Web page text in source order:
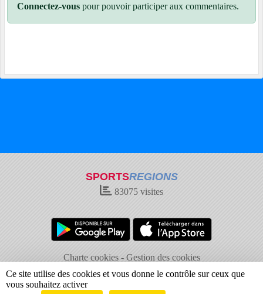
Connectez-vous pour pouvoir participer aux commentaires.
SPORTSREGIONS
83075 visites
Charte cookies
Gestion des cookies
Informations légales
Signaler un contenu inapproprié
Ce site utilise des cookies et vous donne le contrôle sur ceux que
vous souhaitez activer